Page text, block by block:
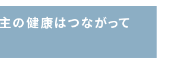
の健康はつながって